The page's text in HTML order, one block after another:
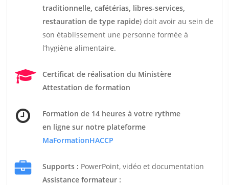
traditionnelle, cafétérias, libres-services,
restauration de type rapide) doit avoir au sein de
son établissement une personne formée à
l’hygiène alimentaire.
Certificat de réalisation du Ministère
Attestation de formation
Formation de 14 heures à votre rythme
en ligne sur notre plateforme
MaFormationHACCP
Supports : PowerPoint, vidéo et documentation
Assistance formateur :